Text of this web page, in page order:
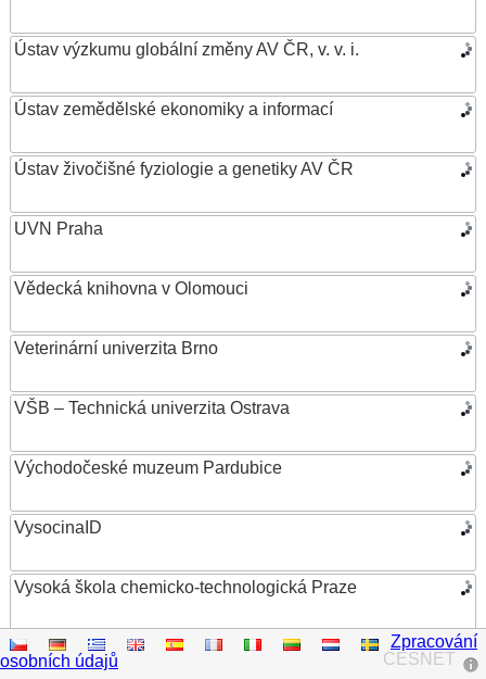
Ústav výzkumu globální změny AV ČR, v. v. i.
Ústav zemědělské ekonomiky a informací
Ústav živočišné fyziologie a genetiky AV ČR
UVN Praha
Vědecká knihovna v Olomouci
Veterinární univerzita Brno
VŠB – Technická univerzita Ostrava
Východočeské muzeum Pardubice
VysocinaID
Vysoká škola chemicko-technologická Praze
Vysoká škola ekonomická v Praze
CESNET
Zpracování
osobních údajů